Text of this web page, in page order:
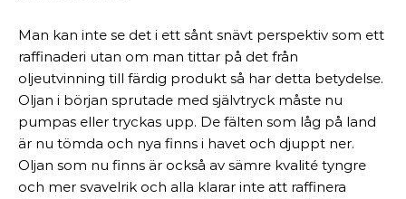
Man kan inte se det i ett sånt snävt perspektiv som ett
raffinaderi utan om man tittar på det från
oljeutvinning till färdig produkt så har detta betydelse.
Oljan i början sprutade med självtryck måste nu
pumpas eller tryckas upp. De fälten som låg på land
är nu tömda och nya finns i havet och djuppt ner.
Oljan som nu finns är också av sämre kvalité tyngre
och mer svavelrik och alla klarar inte att raffinera